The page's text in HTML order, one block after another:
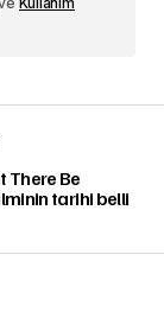
There Be
tarihi belli